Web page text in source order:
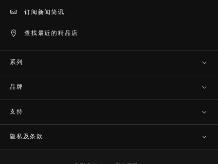
查找最近的精品店
订阅新闻简讯
系列
品牌
支持
隐私及条款